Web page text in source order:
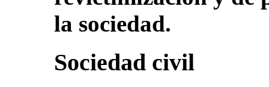
la sociedad.
Sociedad civil